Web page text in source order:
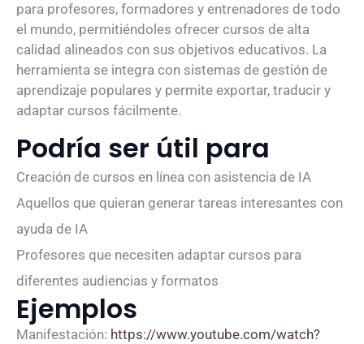
para profesores, formadores y entrenadores de todo
el mundo, permitiéndoles ofrecer cursos de alta
calidad alineados con sus objetivos educativos. La
herramienta se integra con sistemas de gestión de
aprendizaje populares y permite exportar, traducir y
adaptar cursos fácilmente.
Podría ser útil para
Creación de cursos en línea con asistencia de IA
Aquellos que quieran generar tareas interesantes con
ayuda de IA
Profesores que necesiten adaptar cursos para
diferentes audiencias y formatos
Ejemplos
Manifestación: https://www.youtube.com/watch?